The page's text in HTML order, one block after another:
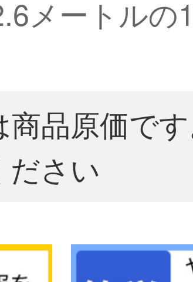
メートルの
品原価で
さい